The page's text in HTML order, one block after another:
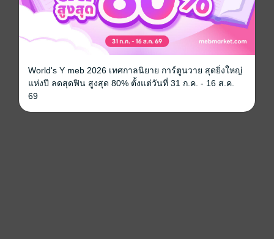
World's Y meb 2026 เทศกาลนิยาย การ์ตูนวาย สุดยิ่งใหญ่
แห่งปี ลดสุดฟิน สูงสุด 80% ตั้งแต่วันที่ 31 ก.ค. - 16 ส.ค.
69